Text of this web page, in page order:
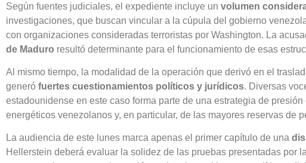
Según fuentes judiciales, el expediente incluye un volumen
investigaciones, que buscan vincular a la cúpula del gobierno
con organizaciones consideradas terroristas por Washington. La
de Maduro resultó determinante para el funcionamiento de esas
Al mismo tiempo, la modalidad de la operación que derivó en el
generó fuertes cuestionamientos políticos y jurídicos. Diversas
estadounidense en este caso forma parte de una estrategia de
energéticos venezolanos y, en particular, de las mayores reservas de
La audiencia de este lunes marca apenas el primer capítulo de una
Hellerstein deberá evaluar la solidez de las pruebas presentadas por